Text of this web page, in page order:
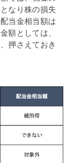
なり株の損失
当金相当額は
額としては、
押さえておき